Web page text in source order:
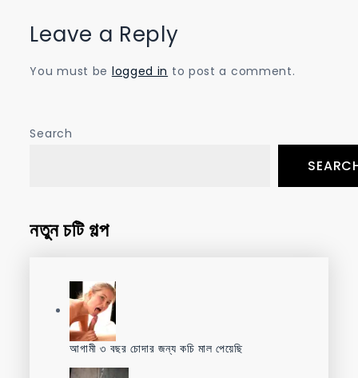
Leave a Reply
You must be logged in to post a comment.
Search
নতুন চটি গল্প
আগামী ৩ বছর চোদার জন্য কচি মাল পেয়েছি